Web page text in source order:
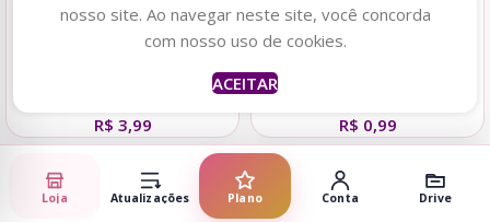
Adicionar ao carrinho
Kit Caneca Floral Foto – Dia
R$ 3,99
Adicionar ao carrinho
R$ 0,99
nosso site. Ao navegar neste site, você concorda
com nosso uso de cookies.
ACEITAR
Loja Atualizações Plano Conta Drive